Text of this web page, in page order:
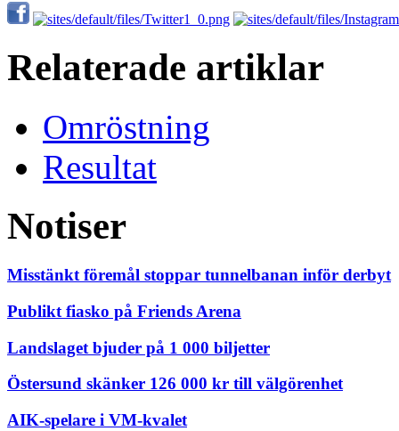
Relaterade artiklar
Omröstning
Resultat
Notiser
Misstänkt föremål stoppar tunnelbanan inför derbyt
Publikt fiasko på Friends Arena
Landslaget bjuder på 1 000 biljetter
Östersund skänker 126 000 kr till välgörenhet
AIK-spelare i VM-kvalet